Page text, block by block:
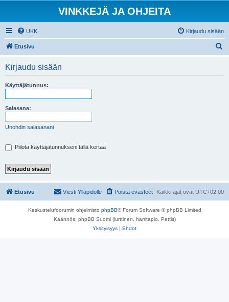
VINKKEJÄ JA OHJEITA
UKK Kirjaudu sisään
Etusivu
Kirjaudu sisään
Käyttäjätunnus:
Salasana:
Unohdin salasanani
Piilota käyttäjätunnukseni tällä kertaa
Etusivu Kaikki ajat ovat UTC+02:00
Poista evästeet
Viesti Ylläpidolle
Keskustelufoorumin ohjelmisto phpBB® Forum Software © phpBB Limited
Käännös: phpBB Suomi (lurttinen, harritapio, Pettis)
Yksityisyys | Ehdot